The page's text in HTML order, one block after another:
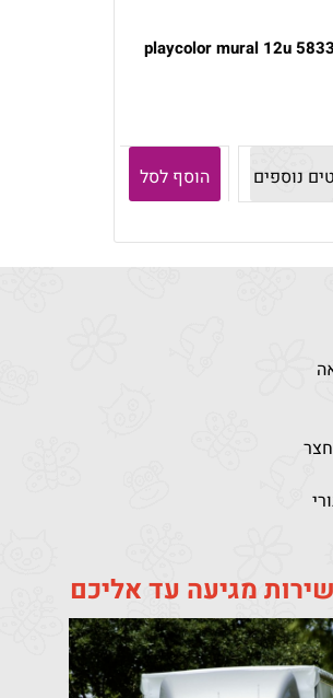
58331 playcolor
נוספים הוסף לסל
מגיעה עד אליכם